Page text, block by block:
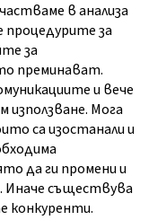
в анализа
процедурите за
за
преминават.
и вече
използване. Мога
са изостанали и
да ги промени и
Иначе съществува
конкуренти.